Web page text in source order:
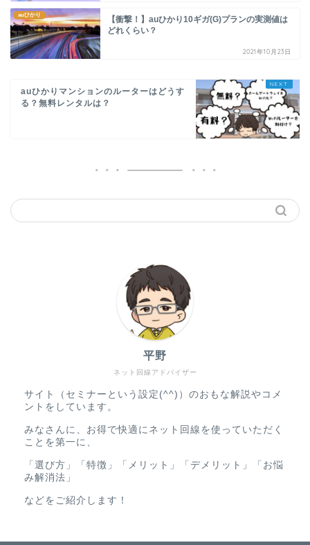
auひかり
【衝撃！】auひかり10ギガ(G)プランの実測値は
どれくらい？
2021年10月23日
auひかりマンションのルーターはどうす
る？無料レンタルは？
ネット回線アドバイザー
平野
サイト（セミナーという設定(^^)）のおもな解説やコメ
ントをしています。
みなさんに、お得で快適にネット回線を使っていただく
ことを第一に、
「選び方」「特徴」「メリット」「デメリット」「お悩
み解消法」
などをご紹介します！